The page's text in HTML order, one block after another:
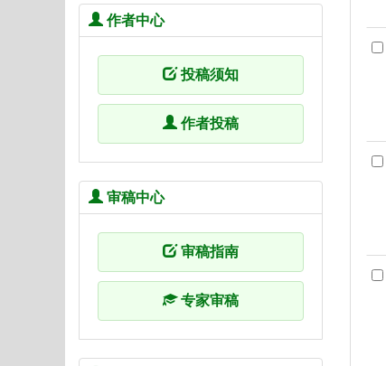
作者中心
投稿须知
作者投稿
审稿中心
审稿指南
专家审稿